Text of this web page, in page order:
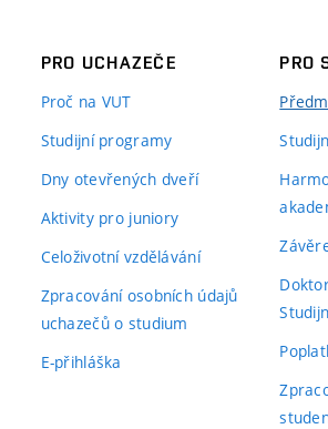
PRO UCHAZEČE
Proč na VUT
Studijní programy
Dny otevřených dveří
Aktivity pro juniory
Celoživotní vzdělávání
Zpracování osobních údajů
uchazečů o studium
E-přihláška
PRO